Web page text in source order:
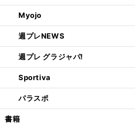
Myojo
週プレNEWS
週プレ グラジャパ!
Sportiva
パラスポ
書籍